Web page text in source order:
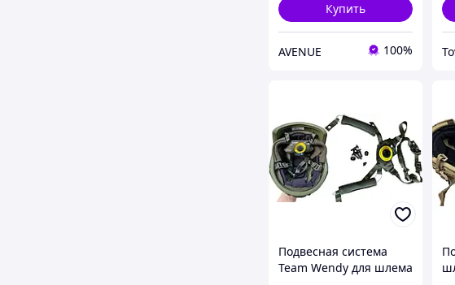
Купить
AVENUE 100%
Подвесная система
Team Wendy для шлема